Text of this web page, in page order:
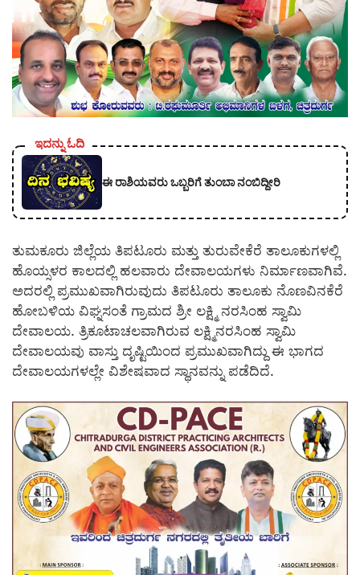
ಇದನ್ನು ಓದಿ
ಈ ರಾಶಿಯವರು ಒಬ್ಬರಿಗೆ ತುಂಬಾ ನಂಬಿದ್ದೀರಿ
ತುಮಕೂರು ಜಿಲ್ಲೆಯ ತಿಪಟೂರು ಮತ್ತು ತುರುವೇಕೆರೆ ತಾಲೂಕುಗಳಲ್ಲಿ
ಹೊಯ್ಸಳರ ಕಾಲದಲ್ಲಿ ಹಲವಾರು ದೇವಾಲಯಗಳು ನಿರ್ಮಾಣವಾಗಿವೆ.
ಅದರಲ್ಲಿ ಪ್ರಮುಖವಾಗಿರುವುದು ತಿಪಟೂರು ತಾಲೂಕು ನೊಣವಿನಕೆರೆ
ಹೋಬಳಿಯ ವಿಘ್ನಸಂತೆ ಗ್ರಾಮದ ಶ್ರೀ ಲಕ್ಷ್ಮಿ ನರಸಿಂಹ ಸ್ವಾಮಿ
ದೇವಾಲಯ. ತ್ರಿಕೂಟಾಚಲವಾಗಿರುವ ಲಕ್ಷ್ಮಿನರಸಿಂಹ ಸ್ವಾಮಿ
ದೇವಾಲಯವು ವಾಸ್ತು ದೃಷ್ಟಿಯಿಂದ ಪ್ರಮುಖವಾಗಿದ್ದು ಈ ಭಾಗದ
ದೇವಾಲಯಗಳಲ್ಲೇ ವಿಶೇಷವಾದ ಸ್ಥಾನವನ್ನು ಪಡೆದಿದೆ.